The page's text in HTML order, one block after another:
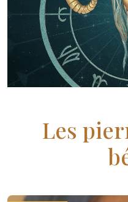
Les